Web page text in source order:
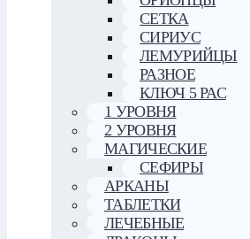
СЕТКА
СИРИУС
ЛЕМУРИЙЦЫ
РАЗНОЕ
КЛЮЧ 5 РАС
1 УРОВНЯ
2 УРОВНЯ
МАГИЧЕСКИЕ
СЕФИРЫ
АРКАНЫ
ТАБЛЕТКИ
ЛЕЧЕБНЫЕ